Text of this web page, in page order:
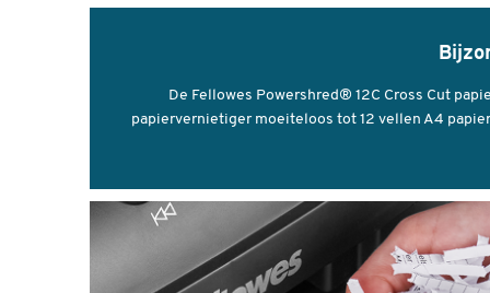
De Fellowes Powershred® 12C Cross Cut
papiervernietiger moeiteloos tot 12 vellen A4